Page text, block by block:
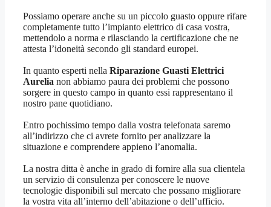
Possiamo operare anche su un piccolo guasto oppure rifare
completamente tutto l’impianto elettrico di casa vostra,
mettendolo a norma e rilasciando la certificazione che ne
attesta l’idoneità secondo gli standard europei.
In quanto esperti nella Riparazione Guasti Elettrici
Aurelia non abbiamo paura dei problemi che possono
sorgere in questo campo in quanto essi rappresentano il
nostro pane quotidiano.
Entro pochissimo tempo dalla vostra telefonata saremo
all’indirizzo che ci avrete fornito per analizzare la
situazione e comprendere appieno l’anomalia.
La nostra ditta è anche in grado di fornire alla sua clientela
un servizio di consulenza per conoscere le nuove
tecnologie disponibili sul mercato che possano migliorare
la vostra vita all’interno dell’abitazione o dell’ufficio.